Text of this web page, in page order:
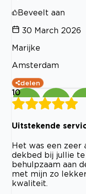
Beveelt aan
30 March 2026
Marijke
Amsterdam
delen
10
Uitstekende
Het was een zeer
dekbed bij jullie
behulpzaam aan
met mijn zo
kwaliteit.